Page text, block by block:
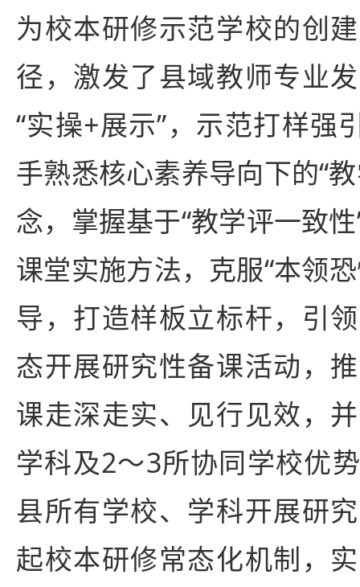
为校本研修示范学校的创
径，激发了县域教师专业
“实操+展示”，示范打样强
手熟悉核心素养导向下的“
念，掌握基于“教学评一致
课堂实施方法，克服“本领
导，打造样板立标杆，引
态开展研究性备课活动，
课走深走实、见行见效，
学科及2～3所协同学校优
县所有学校、学科开展研
起校本研修常态化机制，